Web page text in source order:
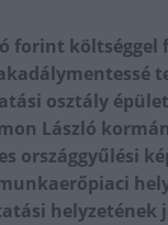
forint
osztály
László
országgyűlési
helyzetének